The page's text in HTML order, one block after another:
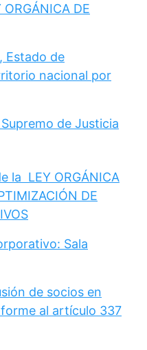
DE
Estado de
nacional por
de Justicia
la LEY ORGÁNICA
DE
Sala
de socios en
al artículo 337